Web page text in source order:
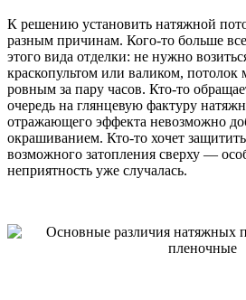
К решению установить натяжной
разным причинам. Кого-то больше
этого вида отделки: не нужно
краскопультом или валиком, потолок
ровным за пару часов. Кто-то
очередь на глянцевую фактуру
отражающего эффекта невозможно
окрашиванием. Кто-то хочет
возможного затопления сверху —
неприятность уже случалась.